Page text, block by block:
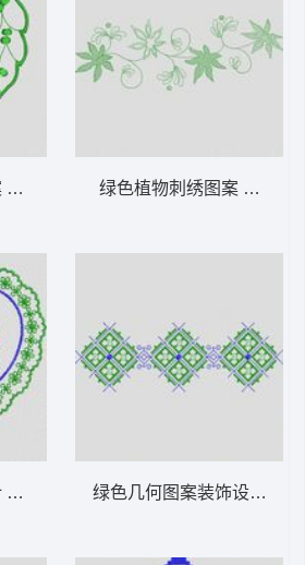
物花型
物花型
绿色植物刺绣图案 植物花
绿色几何图案装饰设计 植